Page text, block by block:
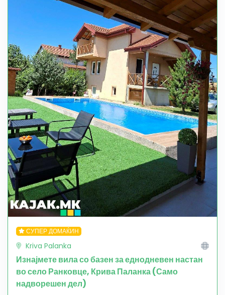
СУПЕР ДОМАЌИН
Kriva Palanka
Изнајмете вила со базен за еднодневен настан
во село Ранковце, Крива Паланка (Само
надворешен дел)